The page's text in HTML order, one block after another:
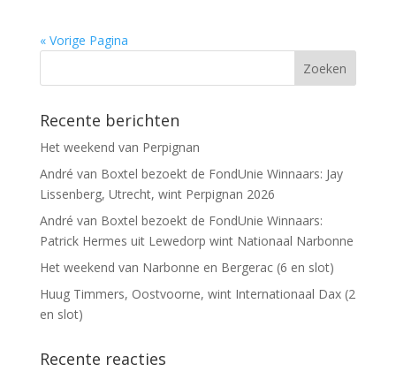
« Vorige Pagina
Recente berichten
Het weekend van Perpignan
André van Boxtel bezoekt de FondUnie Winnaars: Jay
Lissenberg, Utrecht, wint Perpignan 2026
André van Boxtel bezoekt de FondUnie Winnaars:
Patrick Hermes uit Lewedorp wint Nationaal Narbonne
Het weekend van Narbonne en Bergerac (6 en slot)
Huug Timmers, Oostvoorne, wint Internationaal Dax (2
en slot)
Recente reacties